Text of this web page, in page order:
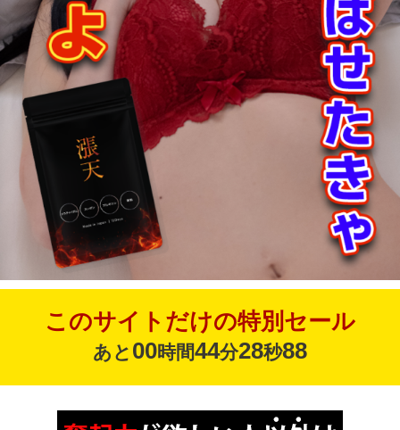
このサイトだけの特別セール
あと 00時間44分26秒37